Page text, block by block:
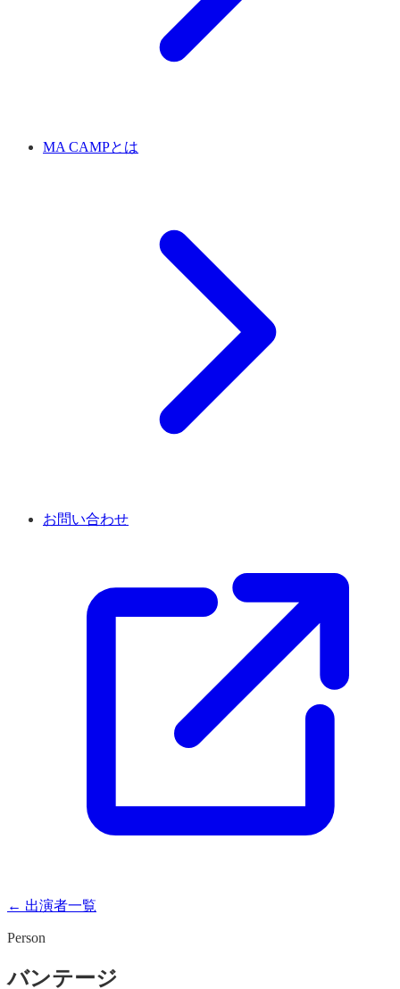
MA CAMPとは
お問い合わせ
← 出演者一覧
Person
バンテージ